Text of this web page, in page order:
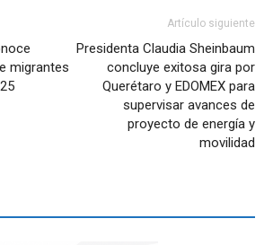
migrantes
Artículo siguiente
Presidenta Claudia Sheinbaum
concluye exitosa gira por
Querétaro y EDOMEX para
supervisar avances de
proyecto de energía y
movilidad